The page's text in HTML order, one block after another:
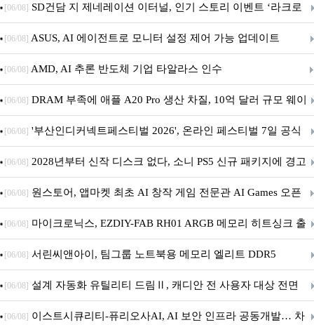
던전 13’ 참가!
[06/08] SD건담 지 제네레이션 이터널, 인기 스토리 이벤트 ‘라크로
아의 용사’ 재개최 및 풍성한 기념 이벤트 실시!
[06/08] ASUS, AI 에이전트로 모니터 설정 제어 가능 업데이트
[06/08] AMD, AI 추론 반도체 기업 타알라스 인수
[06/08] DRAM 부족에 애플 A20 Pro 생산 차질, 10억 달러 규모 웨이
퍼 대기
[06/08] '부산인디커넥트페스티벌 2026', 온라인 페스티벌 7일 공식
개막... 22일간 진행
[06/08] 2028년부터 신작 디스크 없다, 소니 PS5 신규 패키지에 경고
문 추가
[06/08] 원스토어, 앱마켓 최초 AI 창작 게임 전문관 AI Games 오픈
[06/08] 마이크로닉스, EZDIY-FAB RH01 ARGB 메모리 히트싱크 출
시
[06/08] 서린씨앤아이, 팀그룹 노트북용 메모리 엘리트 DDR5
5600MHz 16GB 출시
[06/08] 설계 자동화 유틸리티 드림Ⅱ, 캐디안 전 사용자 대상 전면
무상 배포
[06/08] 이스트시큐리티-퓨리오사AI, AI 보안 인프라 공동개발… 차